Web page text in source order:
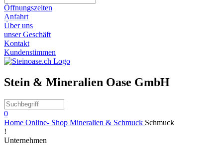
Öffnungszeiten
Anfahrt
Über uns
unser Geschäft
Kontakt
Kundenstimmen
Stein & Mineralien Oase GmbH
0
Home Online- Shop Mineralien & Schmuck Schmuck
!
Unternehmen